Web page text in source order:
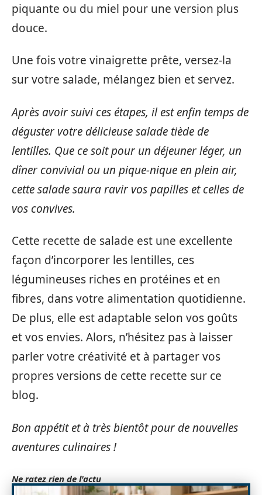
piquante ou du miel pour une version plus
douce.
Une fois votre vinaigrette prête, versez-la
sur votre salade, mélangez bien et servez.
Après avoir suivi ces étapes, il est enfin temps de
déguster votre délicieuse salade tiède de
lentilles. Que ce soit pour un déjeuner léger, un
dîner convivial ou un pique-nique en plein air,
cette salade saura ravir vos papilles et celles de
vos convives.
Cette recette de salade est une excellente
façon d’incorporer les lentilles, ces
légumineuses riches en protéines et en
fibres, dans votre alimentation quotidienne.
De plus, elle est adaptable selon vos goûts
et vos envies. Alors, n’hésitez pas à laisser
parler votre créativité et à partager vos
propres versions de cette recette sur ce
blog.
Bon appétit et à très bientôt pour de nouvelles
aventures culinaires !
Ne ratez rien de l'actu